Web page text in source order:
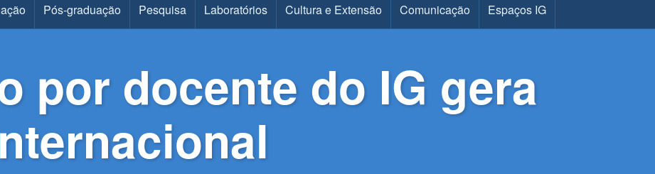
Pós-graduação Pesquisa Laboratórios Cultura e Extensão Comunicação Espaços IG
por docente do IG gera